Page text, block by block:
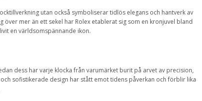
utan också symboliserar tidlös elegans och hantverk av
över mer än ett sekel har Rolex etablerat sig som en kronjuvel bland
en världsomspännande ikon.
dess har varje klocka från varumärket burit på arvet av precision,
sofistikerade design har stått emot tidens påverkan och förblir lika